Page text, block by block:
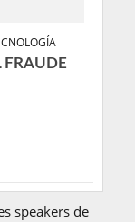
FRAUDE
speakers de